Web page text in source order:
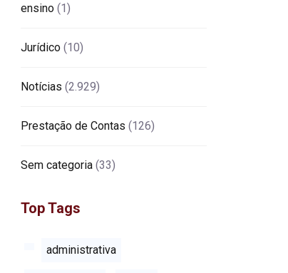
ensino (1)
Jurídico (10)
Notícias (2.929)
Prestação de Contas (126)
Sem categoria (33)
Top Tags
administrativa